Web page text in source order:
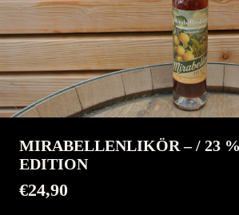
MIRABELLENLIKÖR – / 23
EDITION
€24,90